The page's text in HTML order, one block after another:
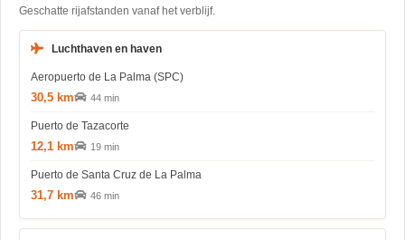
Geschatte rijafstanden vanaf het verblijf.
Luchthaven en haven
Aeropuerto de La Palma (SPC)
30,5 km 44 min
Puerto de Tazacorte
12,1 km 19 min
Puerto de Santa Cruz de La Palma
31,7 km 46 min